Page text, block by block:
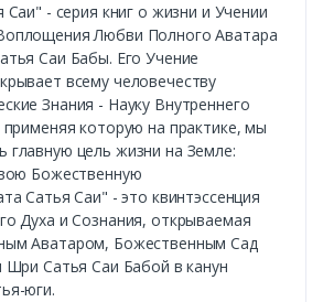
Саи" - серия книг о жизни и Учении
Любви Полного Аватара
Саи Бабы. Его Учение
всему человечеству
Знания - Науку Внутреннего
которую на практике, мы
главную цель жизни на Земле:
Божественную
Сатья Саи" - это квинтэссенция
Духа и Сознания, открываемая
Аватаром, Божественным Сад
Шри Сатья Саи Бабой в канун
юги.